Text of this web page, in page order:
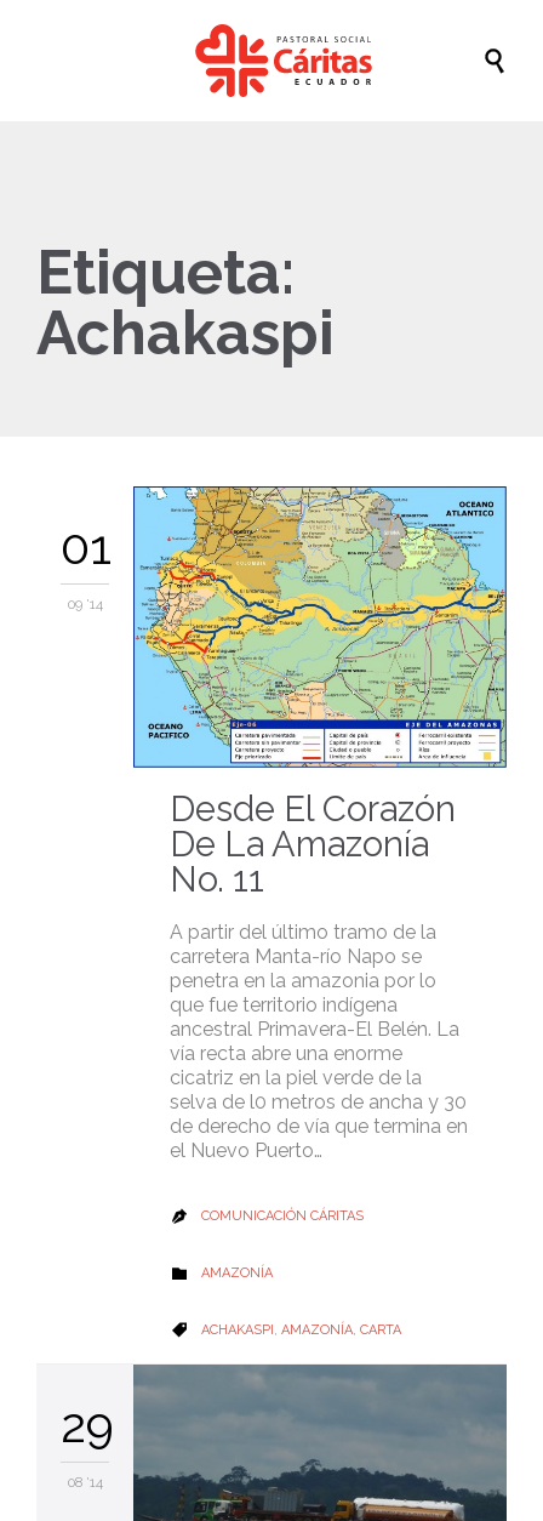

Etiqueta:
Achakaspi
01
09 '14
Desde El Corazón
De La Amazonía
No. 11
A partir del último tramo de la
carretera Manta-río Napo se
penetra en la amazonia por lo
que fue territorio indígena
ancestral Primavera-El Belén. La
vía recta abre una enorme
cicatriz en la piel verde de la
selva de l0 metros de ancha y 30
de derecho de vía que termina en
el Nuevo Puerto…
 COMUNICACIÓN CÁRITAS
 CATEGORY
AMAZONÍA
 CATEGORY
ACHAKASPI, AMAZONÍA, CARTA
29
08 '14